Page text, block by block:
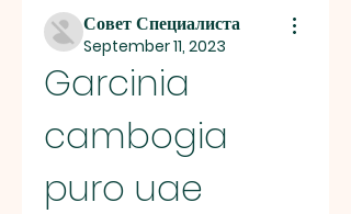
Совет Специалиста
September 11, 2023
Garcinia
cambogia
puro uae